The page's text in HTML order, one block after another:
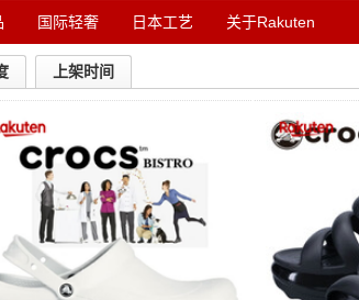
国际轻奢 日本工艺 关于Rakuten
上架时间